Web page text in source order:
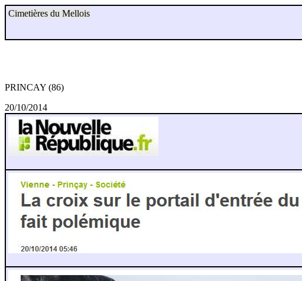
Cimetières du Mellois
PRINCAY (86)
20/10/2014